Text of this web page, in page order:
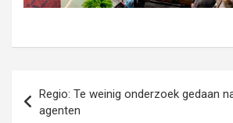
navigatie
Regio: Te weinig onderzoek gedaan
agenten